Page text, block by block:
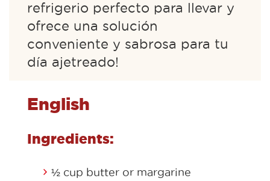
refrigerio perfecto para llevar y
ofrece una solución
conveniente y sabrosa para tu
día ajetreado!
English
Ingredients:
½ cup butter or margarine